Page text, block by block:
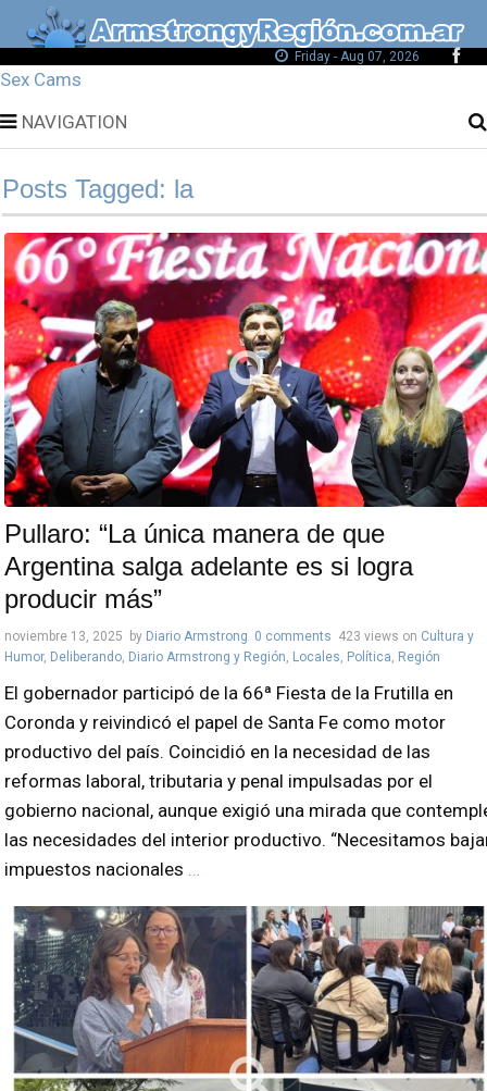
Friday - Aug 07, 2026
Sex Cams
NAVIGATION
Posts Tagged: la
Pullaro: “La única manera de que
Argentina salga adelante es si logra
producir más”
noviembre 13, 2025 by Diario Armstrong 0 comments 423 views on Cultura y
Humor, Deliberando, Diario Armstrong y Región, Locales, Política, Región
El gobernador participó de la 66ª Fiesta de la Frutilla en
Coronda y reivindicó el papel de Santa Fe como motor
productivo del país. Coincidió en la necesidad de las
reformas laboral, tributaria y penal impulsadas por el
gobierno nacional, aunque exigió una mirada que
las necesidades del interior productivo. “Necesitamos
impuestos nacionales …